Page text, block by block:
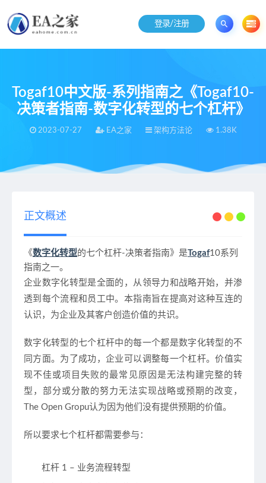
登录/注册
Togaf10中文版-系列指南之《Togaf10-
决策者指南-数字化转型的七个杠杆》
2023-07-27 EA之家 架构方法论 1.38K
当前位置：EA之家 > Togaf10中文版-系列指南之《Togaf10-决策者指南-数字化转型的七个杠杆》
正文概述
《数字化转型的七个杠杆-决策者指南》是Togaf10系列
指南之一。
企业数字化转型是全面的，从领导力和战略开始，并渗
透到每个流程和员工中。本指南旨在提高对这种互连的
认识，为企业及其客户创造价值的共识。
数字化转型的七个杠杆中的每一个都是数字化转型的不
同方面。为了成功，企业可以调整每一个杠杆。价值实
现不佳或项目失败的最常见原因是无法构建完整的转
型，部分或分散的努力无法实现战略或预期的改变，
The Open Gropu认为因为他们没有提供预期的价值。
所以要求七个杠杆都需要参与：
杠杆 1 – 业务流程转型